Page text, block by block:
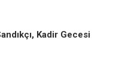
Kadir Gecesi